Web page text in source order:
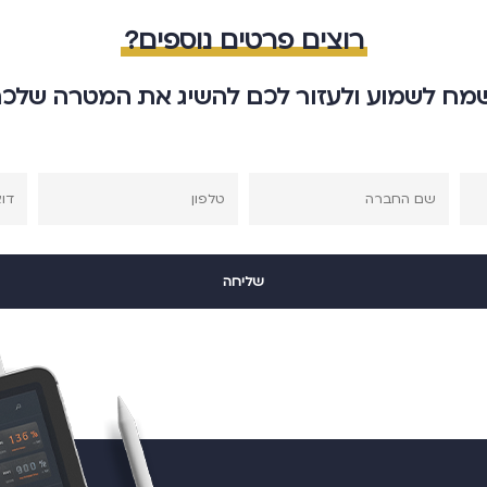
רוצים פרטים נוספים?
לשמוע ולעזור לכם להשיג את המטרה